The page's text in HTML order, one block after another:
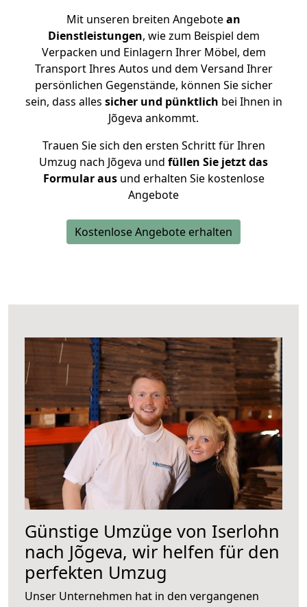
Mit unseren breiten Angebotean
Dienstleistungen, wie zum Beispiel dem
Verpacken und Einlagern Ihrer Möbel, dem
Transport Ihres Autos und dem Versand Ihrer
persönlichen Gegenstände, können Sie sicher
sein, dass alles sicher und pünktlich bei Ihnen in
Jõgeva ankommt.
Trauen Sie sich den ersten Schritt für Ihren
Umzug nach Jõgeva und füllen Sie jetzt das
Formular ausund erhalten Sie kostenlose
Angebote
Kostenlose Angebote erhalten
Günstige Umzüge von Iserlohn
nach Jõgeva, wir helfen für den
perfekten Umzug
Unser Unternehmen hat in den vergangenen